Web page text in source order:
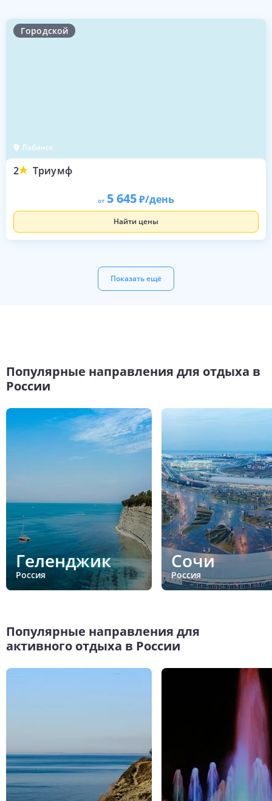
Городской
Лабинск
2 Триумф
от 5 645 /день
Найти цены
Показать ещё
Популярные направления для отдыха в
России
Геленджик
Россия
Сочи
Россия
Популярные направления для
активного отдыха в России